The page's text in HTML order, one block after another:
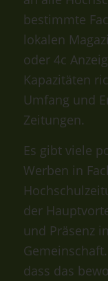
bestimmte
lokalen
oder 4c
Kapazitäten
Umfang und
Zeitungen.
Es gibt viele
Werben in
der
und Präsenz
dass das